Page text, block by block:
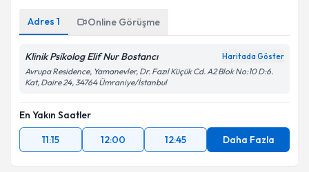
kapsamda işlenmesini kabul ediyorum.
Takvim Talebini Gönder
Adres 1 Online Görüşme
Klinik Psikolog Elif Nur Bostancı Haritada Göster
Avrupa Residence, Yamanevler, Dr. Fazıl Küçük Cd. A2 Blok No:10 D:6.
Kat, Daire 24, 34764 Ümraniye/İstanbul
En Yakın Saatler
11:15
12:00 12:45 Daha Fazla